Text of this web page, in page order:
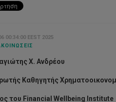
00:34:00 EEST 2025
Χ. Ανδρέου
Καθηγητής
του Financial Wellbeing Institute